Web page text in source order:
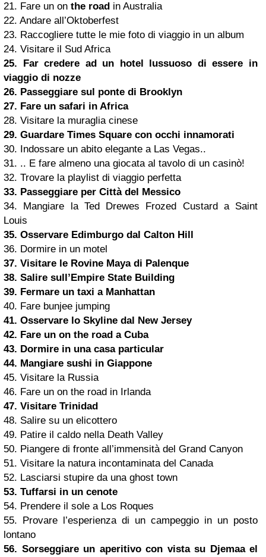
21. Fare un on the road in Australia
22. Andare all’Oktoberfest
23. Raccogliere tutte le mie foto di viaggio in un album
24. Visitare il Sud Africa
25. Far credere ad un hotel lussuoso di essere in
viaggio di nozze
26. Passeggiare sul ponte di Brooklyn
27. Fare un safari in Africa
28. Visitare la muraglia cinese
29. Guardare Times Square con occhi innamorati
30. Indossare un abito elegante a Las Vegas..
31. .. E fare almeno una giocata al tavolo di un casinò!
32. Trovare la playlist di viaggio perfetta
33. Passeggiare per Città del Messico
34. Mangiare la Ted Drewes Frozed Custard a Saint
Louis
35. Osservare Edimburgo dal Calton Hill
36. Dormire in un motel
37. Visitare le Rovine Maya di Palenque
38. Salire sull’Empire State Building
39. Fermare un taxi a Manhattan
40. Fare bunjee jumping
41. Osservare lo Skyline dal New Jersey
42. Fare un on the road a Cuba
43. Dormire in una casa particular
44. Mangiare sushi in Giappone
45. Visitare la Russia
46. Fare un on the road in Irlanda
47. Visitare Trinidad
48. Salire su un elicottero
49. Patire il caldo nella Death Valley
50. Piangere di fronte all’immensità del Grand Canyon
51. Visitare la natura incontaminata del Canada
52. Lasciarsi stupire da una ghost town
53. Tuffarsi in un cenote
54. Prendere il sole a Los Roques
55. Provare l’esperienza di un campeggio in un posto
lontano
56. Sorseggiare un aperitivo con vista su Djemaa el